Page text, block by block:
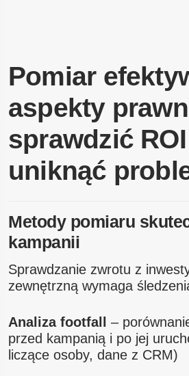
Pomiar
aspekty
sprawdzić
uniknąć
Metody pomiaru
kampanii
Sprawdzanie zwrotu z
zewnętrzną wymaga
Analiza footfall –
przed kampanią i po jej
liczące osoby, dane z CRM)